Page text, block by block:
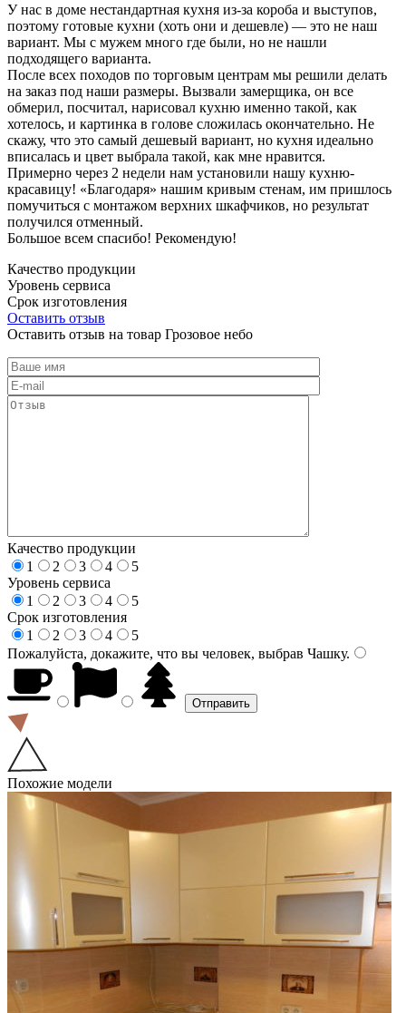
У нас в доме нестандартная кухня из-за короба и выступов,
поэтому готовые кухни (хоть они и дешевле) — это не наш
вариант. Мы с мужем много где были, но не нашли
подходящего варианта.
После всех походов по торговым центрам мы решили делать
на заказ под наши размеры. Вызвали замерщика, он все
обмерил, посчитал, нарисовал кухню именно такой, как
хотелось, и картинка в голове сложилась окончательно. Не
скажу, что это самый дешевый вариант, но кухня идеально
вписалась и цвет выбрала такой, как мне нравится.
Примерно через 2 недели нам установили нашу кухню-
красавицу! «Благодаря» нашим кривым стенам, им пришлось
помучиться с монтажом верхних шкафчиков, но результат
получился отменный.
Большое всем спасибо! Рекомендую!
Качество продукции
Уровень сервиса
Срок изготовления
Оставить отзыв
Оставить отзыв на товар Грозовое небо
Качество продукции
1
2 3 4
5
Уровень сервиса
1
2 3 4
5
Срок изготовления
1
2 3 4
5
Пожалуйста, докажите, что вы человек, выбрав Чашку.
Похожие модели